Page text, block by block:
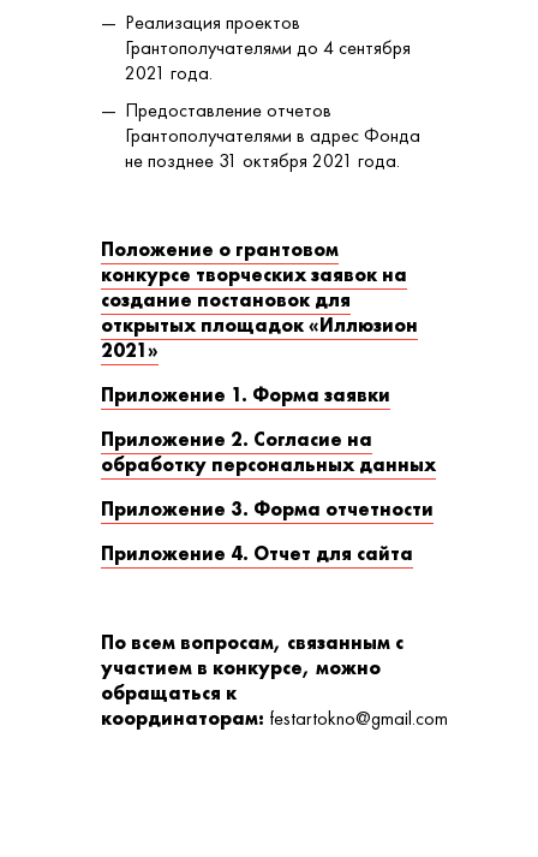
Реализация проектов
Грантополучателями до 4 сентября
2021 года.
Предоставление отчетов
Грантополучателями в адрес Фонда
не позднее 31 октября 2021 года.
Положение о грантовом
конкурсе творческих заявок на
создание постановок для
открытых площадок «Иллюзион
2021»
Приложение 1. Форма заявки
Приложение 2. Согласие на
обработку персональных данных
Приложение 3. Форма отчетности
Приложение 4. Отчет для сайта
По всем вопросам, связанным с
участием в конкурсе, можно
обращаться к
координаторам: festartokno@gmail.com